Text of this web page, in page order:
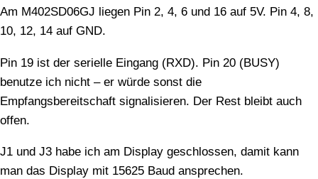
Am M402SD06GJ liegen Pin 2, 4, 6 und 16 auf 5V. Pin 4, 8,
10, 12, 14 auf GND.
Pin 19 ist der serielle Eingang (RXD). Pin 20 (BUSY)
benutze ich nicht – er würde sonst die
Empfangsbereitschaft signalisieren. Der Rest bleibt auch
offen.
J1 und J3 habe ich am Display geschlossen, damit kann
man das Display mit 15625 Baud ansprechen.